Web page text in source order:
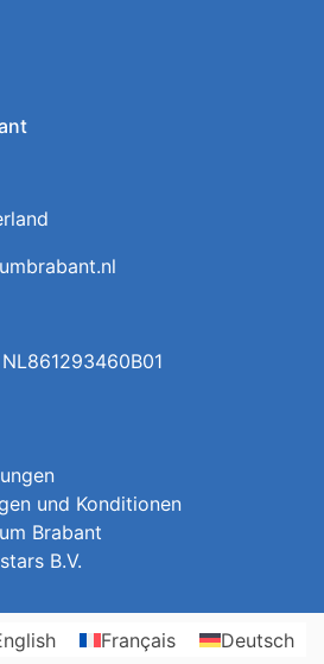
NL861293460B01
und Konditionen
Brabant
B.V.
Français Deutsch